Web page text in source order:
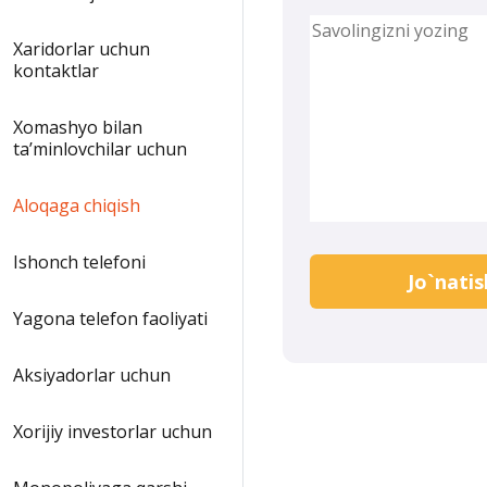
Xaridorlar uchun
kontaktlar
Xomashyo bilan
taʼminlovchilar uchun
Aloqaga chiqish
Ishonch telefoni
Yagona telefon faoliyati
Aksiyadorlar uchun
Xorijiy investorlar uchun